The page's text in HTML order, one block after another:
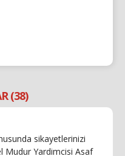
(38)
sikayetlerinizi
Mudur Yardimcisi Asaf